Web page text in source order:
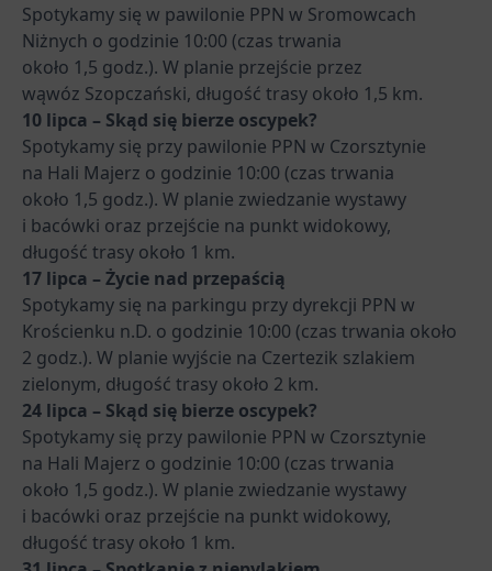
Spotykamy się w pawilonie PPN w Sromowcach
Niżnych o godzinie 10:00 (czas trwania
około 1,5 godz.). W planie przejście przez
wąwóz Szopczański, długość trasy około 1,5 km.
10 lipca – Skąd się bierze oscypek?
Spotykamy się przy pawilonie PPN w Czorsztynie
na Hali Majerz o godzinie 10:00 (czas trwania
około 1,5 godz.). W planie zwiedzanie wystawy
i bacówki oraz przejście na punkt widokowy,
długość trasy około 1 km.
17 lipca – Życie nad przepaścią
Spotykamy się na parkingu przy dyrekcji PPN w
Krościenku n.D. o godzinie 10:00 (czas trwania około
2 godz.). W planie wyjście na Czertezik szlakiem
zielonym, długość trasy około 2 km.
24 lipca – Skąd się bierze oscypek?
Spotykamy się przy pawilonie PPN w Czorsztynie
na Hali Majerz o godzinie 10:00 (czas trwania
około 1,5 godz.). W planie zwiedzanie wystawy
i bacówki oraz przejście na punkt widokowy,
długość trasy około 1 km.